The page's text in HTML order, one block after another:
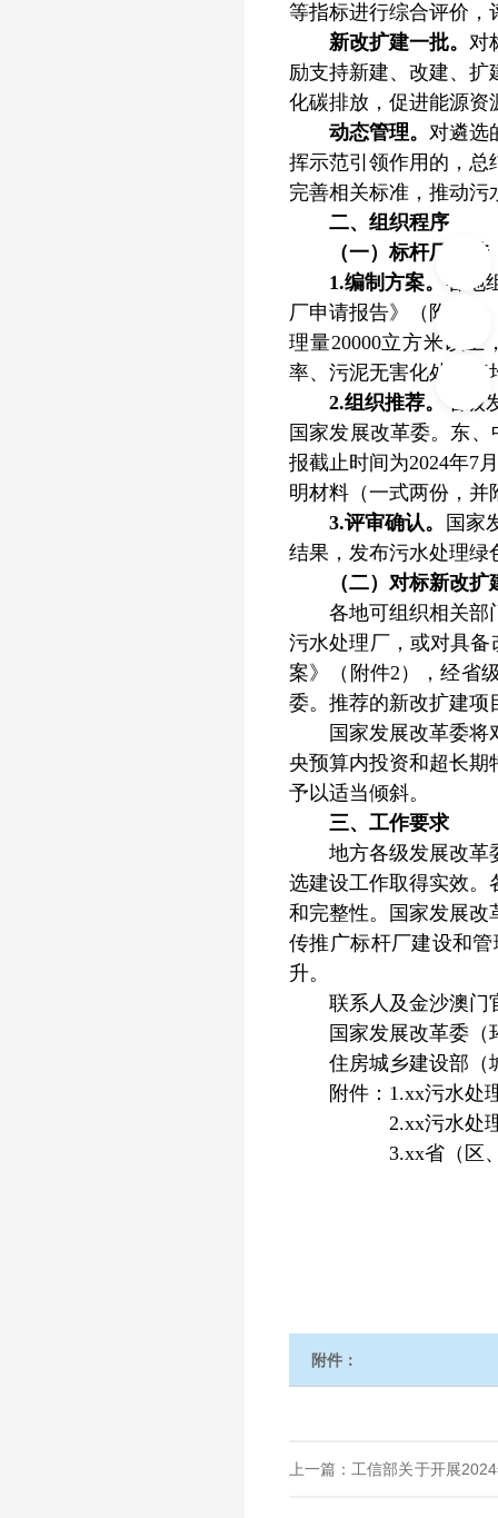
等指标进行综合评价，
新改扩建一批。 对
励支持新建、改建、
化碳排放，促进能源资
动态管理。 对遴选
挥示范引领作用的，总
完善相关标准，推动
二、组织程序
（一）标杆厂遴选
1.编制方案。 各地
厂申请报告》（附件1
理量20000立方米以上
率、污泥无害化处置率
2.组织推荐。
省级
国家发展改革委。东
报截止时间为2024年7
明材料（一式两份，并
3.评审确认。
国家
结果，发布污水处理绿
（二）对标新改扩
各地可组织相关部门
污水处理厂，或对具
案》（附件2），经省
委。推荐的新改扩建项
国家发展改革委将对
央预算内投资和超长期
予以适当倾斜。
三、工作要求
地方各级发展改革委
选建设工作取得实效。
和完整性。国家发展改
传推广标杆厂建设和
升。
联系人及金沙澳门
国家发展改革委（环
住房城乡建设部（
附件：1.xx污水处理
2.xx污水处理厂
3.xx省（区、市）
附件：
上一篇：工信部关于开展